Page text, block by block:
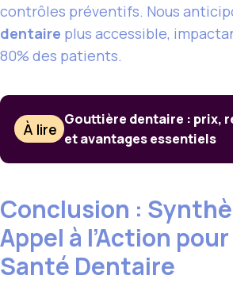
contrôles préventifs. Nous
dentaire plus accessible,
80% des patients.
À lire
Gouttière dentaire : prix,
et avantages essentiels
Conclusion :
Appel à l’Action
Santé Dentaire